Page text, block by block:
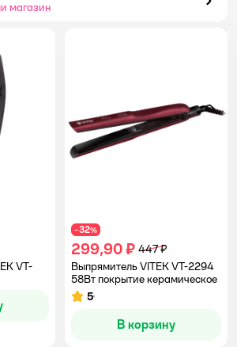
магазин
VT-
−32%
299,90 ₽ 447 ₽
Выпрямитель VITEK VT-2294
58Вт покрытие керамическое
Рейтинг:
5
В корзину